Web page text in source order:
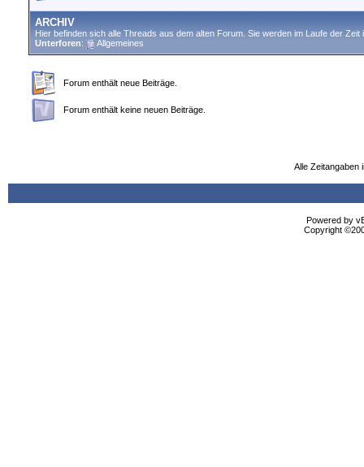
ARCHIV
Hier befinden sich alle Threads aus dem alten Forum. Sie werden im Laufe der Zeit
Unterforen: Allgemeines
Forum enthält neue Beiträge.
Forum enthält keine neuen Beiträge.
Alle Zeitangaben
Powered by
Copyright